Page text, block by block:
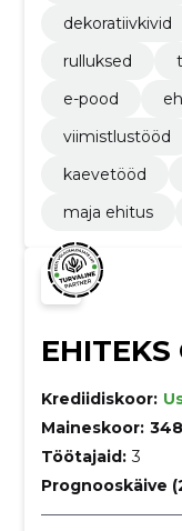
dekoratiivkivid
rulluksed
e-pood
viimistlustööd
kaevetööd
maja ehitus
EHITEKS
Krediidiskoor:
Maineskoor:
Töötajaid: 3
Prognooskäive